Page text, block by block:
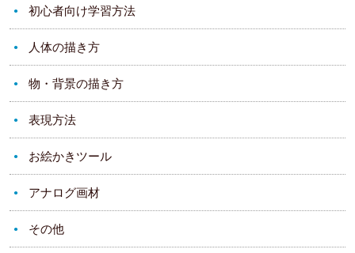
初心者向け学習方法
人体の描き方
物・背景の描き方
表現方法
お絵かきツール
アナログ画材
その他